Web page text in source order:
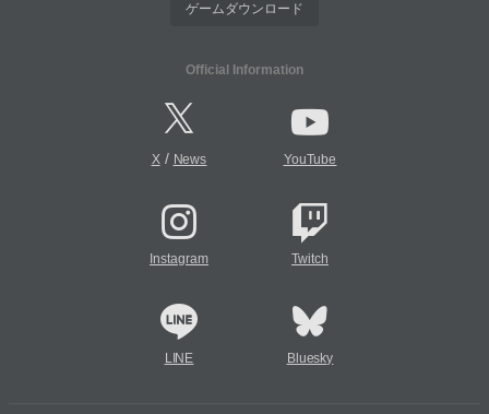
ゲームダウンロード
Official Information
X/ News YouTube
Instagram Twitch
LINE Bluesky